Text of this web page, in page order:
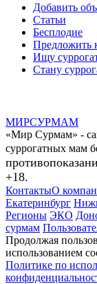
Добавить
Статьи
Бесплодие
Предложить
Ищу
Стану
МИРСУРМАМ
«Мир Сурмам» -
суррогатных мам
+18.
КонтактыО
Екатеринбург
Регионы ЭКО
сурмам
Продолжая
использованием
Политике по